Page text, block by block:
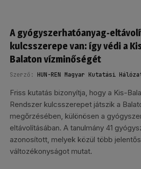
A gyógyszerhatóanyag-
kulcsszerepe van: így védi a
Balaton vízminőségét
Szerző: HUN-REN Magyar Kutatási
Friss kutatás bizonyítja, hogy a Kis-
Rendszer kulcsszerepet játszik a
megőrzésében, különösen a
eltávolításában. A tanulmány 41
azonosított, melyek közül több
változékonyságot mutat.